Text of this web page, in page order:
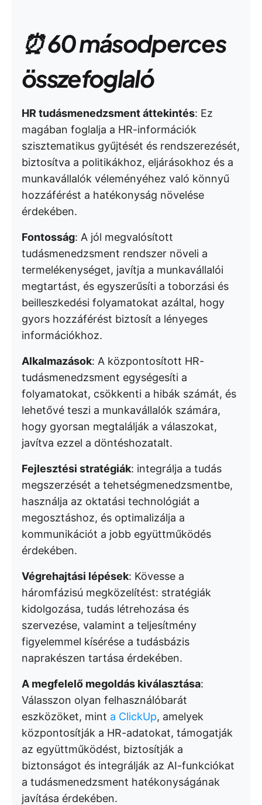
⏰ 60 másodperces
összefoglaló
HR tudásmenedzsment áttekintés: Ez
magában foglalja a HR-információk
szisztematikus gyűjtését és rendszerezését,
biztosítva a politikákhoz, eljárásokhoz és a
munkavállalók véleményéhez való könnyű
hozzáférést a hatékonyság növelése
érdekében.
Fontosság: A jól megvalósított
tudásmenedzsment rendszer növeli a
termelékenységet, javítja a munkavállalói
megtartást, és egyszerűsíti a toborzási és
beilleszkedési folyamatokat azáltal, hogy
gyors hozzáférést biztosít a lényeges
információkhoz.
Alkalmazások: A központosított HR-
tudásmenedzsment egységesíti a
folyamatokat, csökkenti a hibák számát, és
lehetővé teszi a munkavállalók számára,
hogy gyorsan megtalálják a válaszokat,
javítva ezzel a döntéshozatalt.
Fejlesztési stratégiák: integrálja a tudás
megszerzését a tehetségmenedzsmentbe,
használja az oktatási technológiát a
megosztáshoz, és optimalizálja a
kommunikációt a jobb együttműködés
érdekében.
Végrehajtási lépések: Kövesse a
háromfázisú megközelítést: stratégiák
kidolgozása, tudás létrehozása és
szervezése, valamint a teljesítmény
figyelemmel kísérése a tudásbázis
naprakészen tartása érdekében.
A megfelelő megoldás kiválasztása:
Válasszon olyan felhasználóbarát
eszközöket, mint a ClickUp, amelyek
központosítják a HR-adatokat, támogatják
az együttműködést, biztosítják a
biztonságot és integrálják az AI-funkciókat
a tudásmenedzsment hatékonyságának
javítása érdekében.